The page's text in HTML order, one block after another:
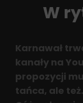
W
Karnawał
kanały na
propozycji
tańca, ale